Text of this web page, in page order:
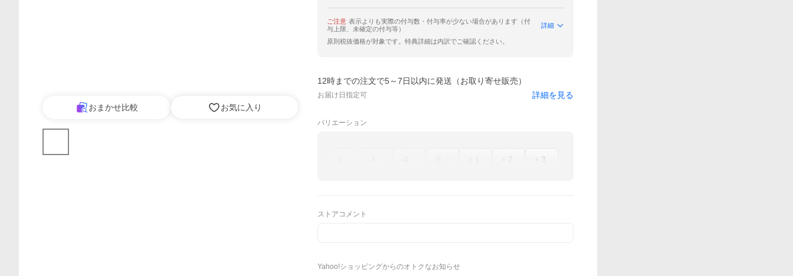
おまかせ比較 お気に入り
ご注意 表示よりも実際の付与数・付与率が少ない場合があります（付
与上限、未確定の付与等）
詳細
原則税抜価格が対象です。特典詳細は内訳でご確認ください。
12時までの注文で5～7日以内に発送（お取り寄せ販売）
お届け日指定可 詳細を見る
バリエーション
＋2 ＋3
ストアコメント
Yahoo!ショッピングからのオトクなお知らせ